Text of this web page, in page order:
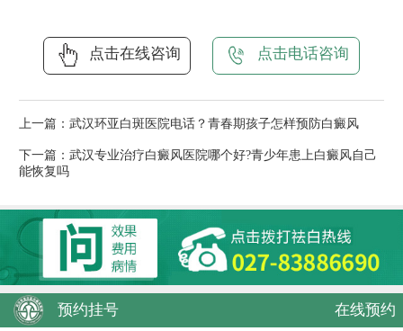
点击在线咨询 点击电话咨询
上一篇： 武汉环亚白斑医院电话？青春期孩子怎样预防白癜风
下一篇： 武汉专业治疗白癜风医院哪个好?青少年患上白癜风自己
能恢复吗
预约挂号 在线预约